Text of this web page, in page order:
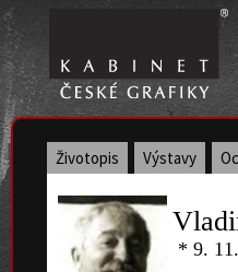
Životopis Výstavy
* 9.